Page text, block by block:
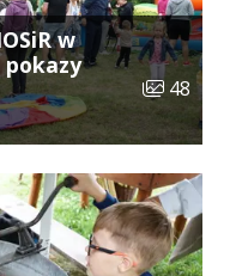
w
pokazy
Liczba
48